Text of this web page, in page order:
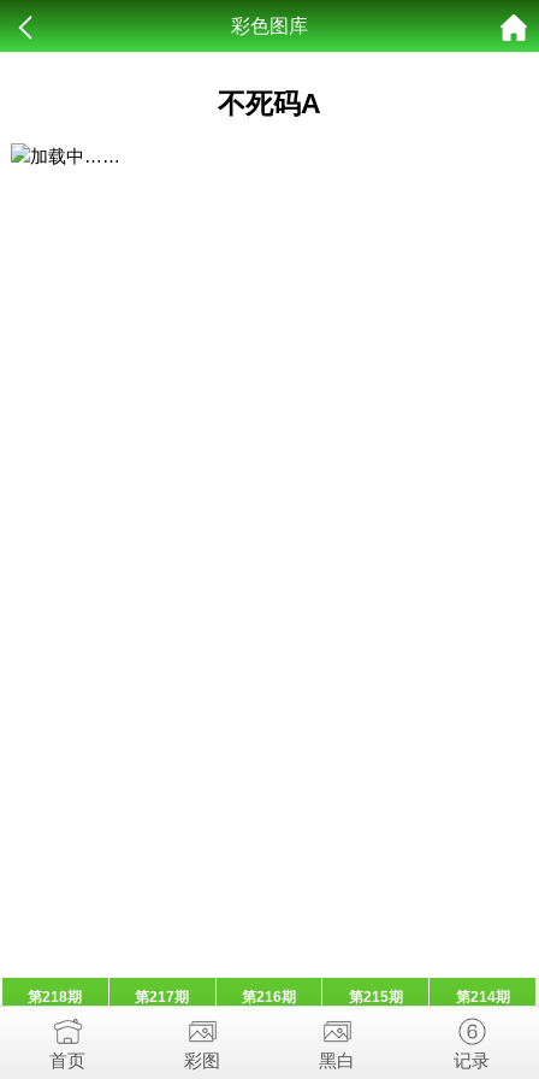
彩色图库
不死码A
第218期 第217期 第216期 第215期 第214期
首页 彩图 黑白 记录